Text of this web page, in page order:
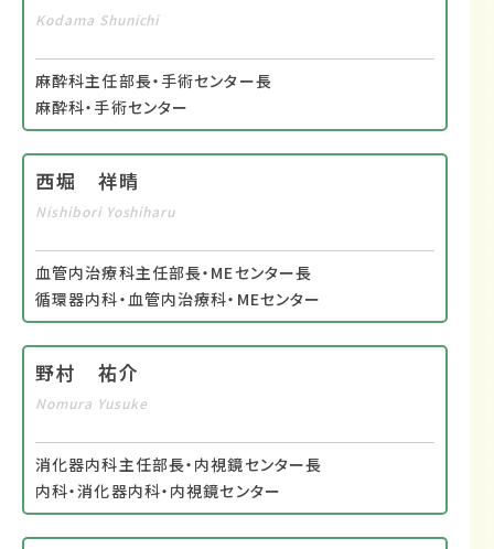
Kodama Shunichi
麻酔科主任部長・手術センター長
麻酔科・手術センター
西堀 祥晴
Nishibori Yoshiharu
血管内治療科主任部長・MEセンター長
循環器内科・血管内治療科・MEセンター
野村 祐介
Nomura Yusuke
消化器内科主任部長・内視鏡センター長
内科・消化器内科・内視鏡センター